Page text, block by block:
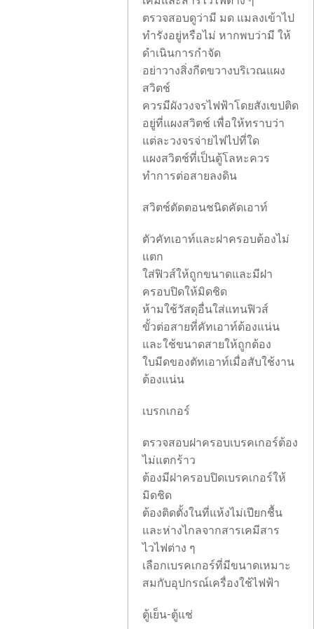
ตรวจสอบดูว่ามี มด แมลงเข้าไป
ทำรังอยู่หรือไม่ หากพบว่ามี ให้
ดำเนินการกำจัด
อย่าวางสิ่งกีดขวางบริเวณแผง
สวิตช์
ควรมีผังวงจรไฟฟ้าโดยสังเขปติด
อยู่ที่แผงสวิตช์ เพื่อให้ทราบว่า
แต่ละวงจรจ่ายไฟไปที่ใด
แผงสวิตช์ที่เป็นตู้โลหะควร
ทำการต่อสายลงดิน
สวิตช์ตัดตอนชนิดคัดเอาท์
ตัวคัทเอาท์และฝาครอบต้องไม่
แตก
ใส่ฟิวส์ให้ถูกขนาดและมีฝา
ครอบปิดให้มิดชิด
ห้ามใช้วัสดุอื่นใส่แทนฟิวส์
ขั้วต่อสายที่คัทเอาท์ต้องแน่น
และใช้ขนาดสายให้ถูกต้อง
ใบมีดของตัทเอาท์เมื่อสับใช้งาน
ต้องแน่น
เบรกเกอร์
ตรวจสอบฝาครอบเบรคเกอร์ต้อง
ไม่แตกร้าว
ต้องมีฝาครอบปิดเบรคเกอร์ให้
มิดชิด
ต้องติดตั้งในที่แห้งไม่เปียกชื้น
และห่างไกลจากสารเคมีสาร
ไวไฟต่าง ๆ
เลือกเบรคเกอร์ที่มีขนาดเหมาะ
สมกับอุปกรณ์เครื่องใช้ไฟฟ้า
ตู้เย็น-ตู้แช่